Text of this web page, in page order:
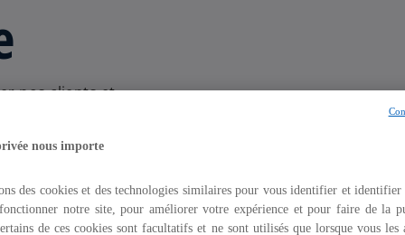
nos clients et
nous importe
des cookies et des technologies similaires pour vous identifier et identifier
notre site, pour améliorer votre expérience et pour faire de la
de ces cookies sont facultatifs et ne sont utilisés que lorsque vous les